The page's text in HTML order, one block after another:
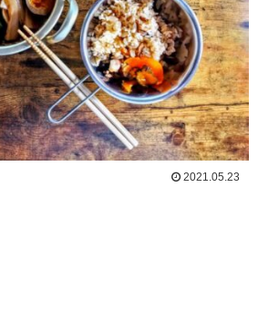
2021.05.23